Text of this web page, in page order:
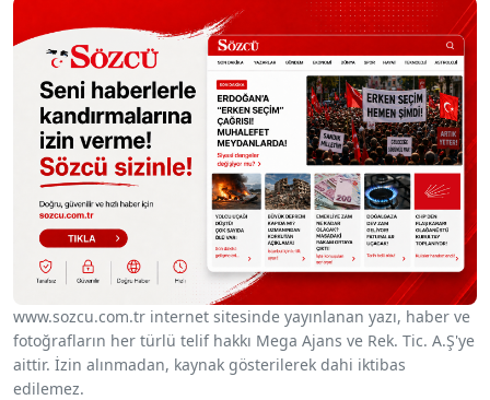
www.sozcu.com.tr internet sitesinde yayınlanan yazı, haber ve
fotoğrafların her türlü telif hakkı Mega Ajans ve Rek. Tic. A.Ş'ye
aittir. İzin alınmadan, kaynak gösterilerek dahi iktibas
edilemez.